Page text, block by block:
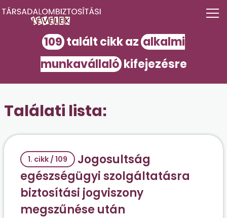
109 talált cikk az alkalmi
munkavállalókifejezésre
Találati lista:
1. cikk / 109
Jogosultság
egészségügyi szolgáltatásra
biztosítási jogviszony
megszűnése után